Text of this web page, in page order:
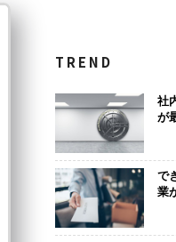
TREND
社
が
で
業